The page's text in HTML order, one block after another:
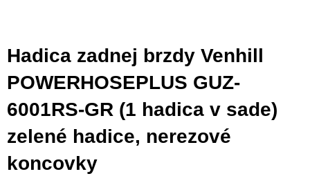
Hadica zadnej brzdy Venhill
POWERHOSEPLUS GUZ-
6001RS-GR (1 hadica v sade)
zelené hadice, nerezové
koncovky